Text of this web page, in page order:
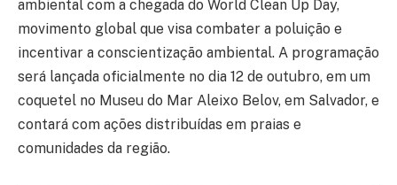
ambiental com a chegada do World Clean Up Day,
movimento global que visa combater a poluição e
incentivar a conscientização ambiental. A programação
será lançada oficialmente no dia 12 de outubro, em um
coquetel no Museu do Mar Aleixo Belov, em Salvador, e
contará com ações distribuídas em praias e
comunidades da região.